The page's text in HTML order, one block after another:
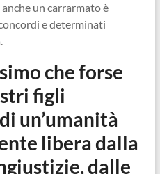
un carrarmato è
e determinati
che forse
figli
un’umanità
libera dalla
dalle